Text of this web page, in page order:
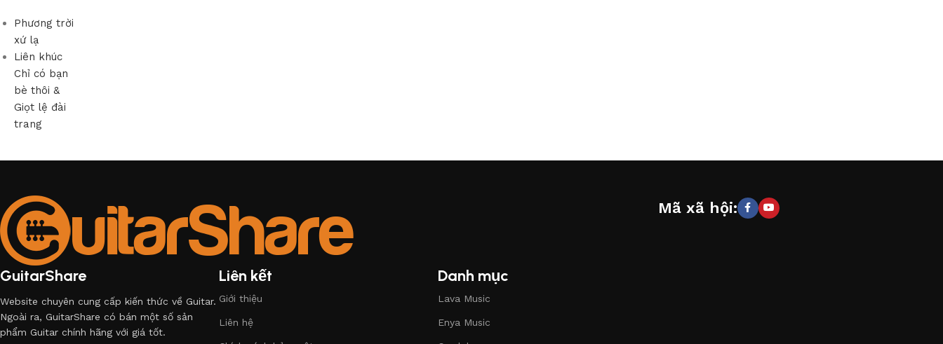
Phương trời
xứ lạ
Liên khúc
Chỉ có bạn
bè thôi &
Giọt lệ đài
trang
GuitarShare
Website chuyên cung cấp kiến thức về Guitar.
Ngoài ra, GuitarShare có bán một số sản
phẩm Guitar chính hãng với giá tốt.
Liên kết
Giới thiệu
Liên hệ
Danh mục
Lava Music
Enya Music
Mã xã hội: